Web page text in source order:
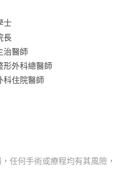
士
長
治醫師
形外科總醫師
科住院醫師
任何手術或療程均有其風險，